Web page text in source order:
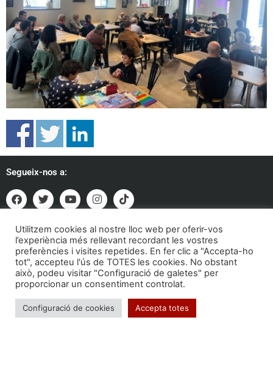
Segueix-nos a:
Formem part de:
Utilitzem cookies al nostre lloc web per oferir-vos
l’experiència més rellevant recordant les vostres
preferències i visites repetides. En fer clic a "Accepta-ho
tot", accepteu l'ús de TOTES les cookies. No obstant
això, podeu visitar "Configuració de galetes" per
proporcionar un consentiment controlat.
Configuració de cookies Accepta totes